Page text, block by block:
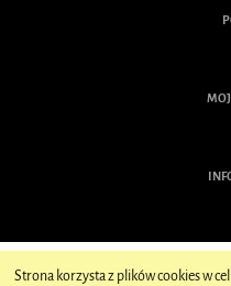
Strona korzysta z plików cookies w